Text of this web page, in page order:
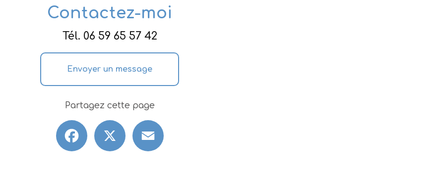
Contactez-moi
Tél. 06 59 65 57 42
Envoyer un message
Partagez cette page
Facebook